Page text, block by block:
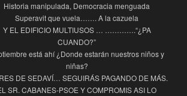
Historia manipulada, Democracia menguada
Superavit que vuela……. A la cazuela
Y EL EDIFICIO MULTIUSOS … ………….“¿PA
CUANDO?”
está ahí ¿Donde estarán nuestros niños y
niñas?
DE SEDAVÍ… SEGUIRÁS PAGANDO DE MÁS.
SR. CABANES-PSOE Y COMPROMIS ASI LO